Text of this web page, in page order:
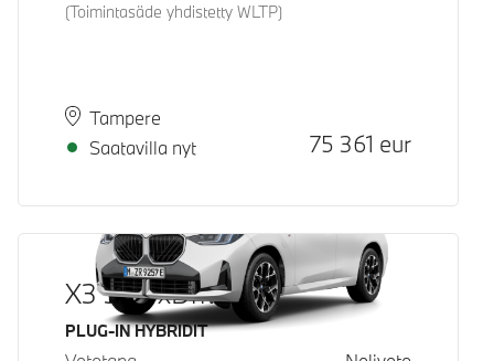
(Toimintasäde yhdistetty WLTP)
Paikkakunta
Tampere
Toimitusaika
Saatavilla nyt
Hinta
75 361 eur
X3 30e xDrive
Käyttövoima
PLUG-IN HYBRIDIT